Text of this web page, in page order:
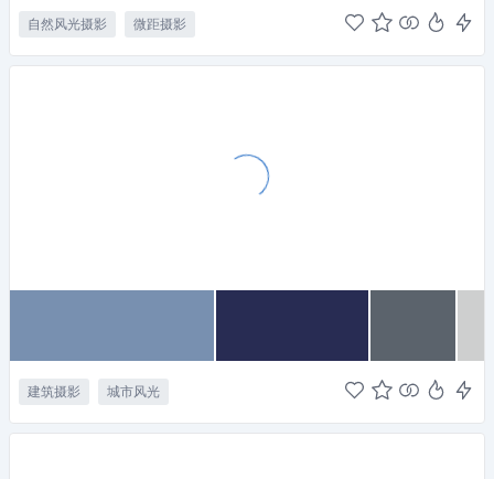
自然风光摄影 微距摄影
建筑摄影 城市风光